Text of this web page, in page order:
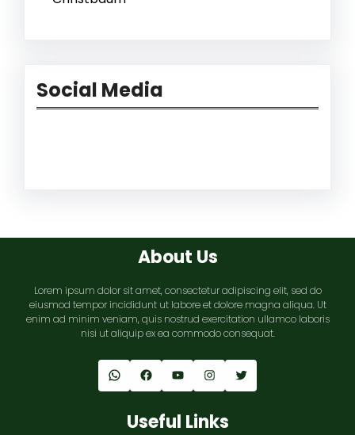
Social Media
About Us
Lorem ipsum dolor sit amet, consectetur adipiscing elit, sed do
eiusmod tempor incididunt ut labore et dolore magna aliqua. Ut
enim ad minim veniam, quis nostrud exercitation ullamco laboris
nisi ut aliquip ex ea commodo consequat.
WhatsApp Facebook YouTube Instagram Twitter
Useful Links